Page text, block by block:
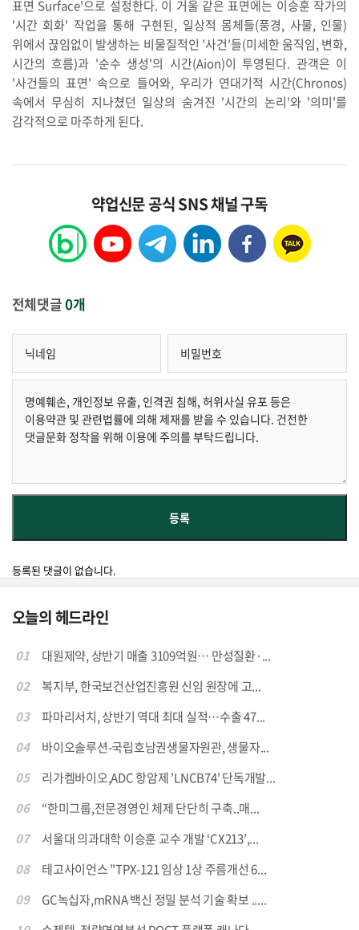
표면 Surface'으로 설정한다. 이 거울 같은 표면에는 이승훈 작가의
'시간 회화' 작업을 통해 구현된, 일상적 몸체들(풍경, 사물, 인물)
위에서 끊임없이 발생하는 비물질적인 '사건'들(미세한 움직임, 변화,
시간의 흐름)과 '순수 생성'의 시간(Aion)이 투영된다. 관객은 이
'사건들의 표면' 속으로 들어와, 우리가 연대기적 시간(Chronos)
속에서 무심히 지나쳤던 일상의 숨겨진 '시간의 논리'와 '의미'를
감각적으로 마주하게 된다.
약업신문 공식 SNS 채널 구독
전체댓글0개
등록된 댓글이 없습니다.
오늘의 헤드라인
01
대원제약, 상반기 매출 3109억원… 만성질환·...
02
복지부, 한국보건산업진흥원 신임 원장에 고...
03
파마리서치, 상반기 역대 최대 실적…수출 47...
04
바이오솔루션-국립호남권생물자원관, 생물자...
05
리가켐바이오,ADC 항암제 'LNCB74' 단독개발...
06
“한미그룹,전문경영인 체제 단단히 구축..매...
07
서울대 의과대학 이승훈 교수 개발 ‘CX213’,...
08
테고사이언스 "TPX-121 임상 1상 주름개선 6...
09
GC녹십자,mRNA 백신 정밀 분석 기술 확보 .....